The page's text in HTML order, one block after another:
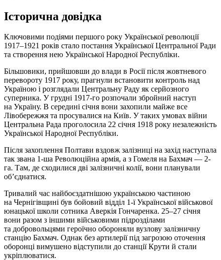
Історична довідка
Ключовими подіями першого року Української революції
1917–1921 років стало постання Української Центральної Ради
та створення нею Української Народної Республіки.
Більшовики, прийшовши до влади в Росії після жовтневого
перевороту 1917 року, прагнули встановити контроль над
Україною і розглядали Центральну Раду як серйозного
суперника. У грудні 1917-го розпочали збройний наступ
на Україну. В середині січня вони захопили майже все
Лівобережжя та просувалися на Київ. У таких умовах війни
Центральна Рада проголосила 22 січня 1918 року незалежність
Української Народної Республіки.
Після захоплення Полтави вздовж залізниці на захід наступала
так звана 1-ша Революційна армія, а з Гомеля на Бахмач — 2-
га. Там, де сходилися дві залізничні колії, вони планували
об’єднатися.
Тривалий час найбоєздатнішою українською частиною
на Чернігівщині був бойовий відділ 1-ї Української військової
юнацької школи сотника Аверкія Гончаренка. 25–27 січня
вони разом з іншими військовими підрозділами
та добровольцями героїчно обороняли вузлову залізничну
станцію Бахмач. Однак без артилерії під загрозою оточення
оборонці вимушено відступили до станції Крути й стали
укріплюватися.